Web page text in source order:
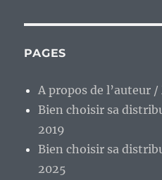
PAGES
A propos de l’auteur
Bien choisir sa
2019
Bien choisir sa
2025